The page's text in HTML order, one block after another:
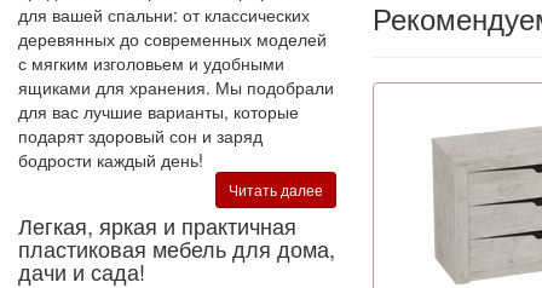
для вашей спальни: от классических
деревянных до современных моделей
с мягким изголовьем и удобными
ящиками для хранения. Мы подобрали
для вас лучшие варианты, которые
подарят здоровый сон и заряд
бодрости каждый день!
Читать далее
Легкая, яркая и практичная
пластиковая мебель для дома,
дачи и сада!